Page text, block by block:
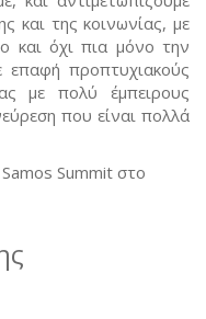
και της κοινωνίας, με
και όχι πια μόνο την
επαφή προπτυχιακούς
με πολύ έμπειρους
που είναι πολλά
Summit στο